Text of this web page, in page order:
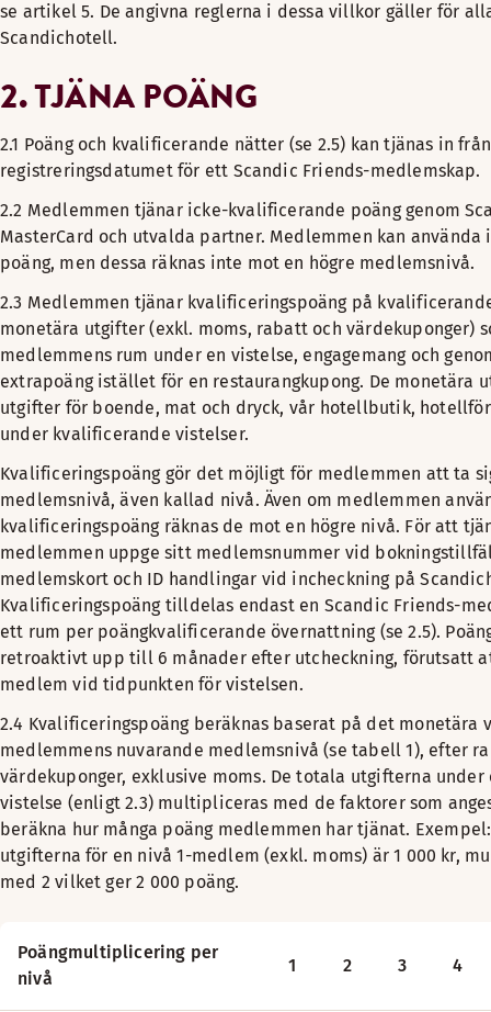
se artikel 5. De angivna reglerna i dessa villkor gäller för
Scandichotell.
2. TJÄNA POÄNG
2.1 Poäng och kvalificerande nätter (se 2.5) kan tjänas in från
registreringsdatumet för ett Scandic Friends-medlemskap.
2.2 Medlemmen tjänar icke-kvalificerande poäng genom
MasterCard och utvalda partner. Medlemmen kan
poäng, men dessa räknas inte mot en högre medlemsnivå.
2.3 Medlemmen tjänar kvalificeringspoäng på
monetära utgifter (exkl. moms, rabatt och värdekuponger)
medlemmens rum under en vistelse, engagemang och
extrapoäng istället för en restaurangkupong. De monetära
utgifter för boende, mat och dryck, vår hotellbutik,
under kvalificerande vistelser.
Kvalificeringspoäng gör det möjligt för medlemmen att ta
medlemsnivå, även kallad nivå. Även om medlemmen
kvalificeringspoäng räknas de mot en högre nivå. För att
medlemmen uppge sitt medlemsnummer vid
medlemskort och ID handlingar vid incheckning på
Kvalificeringspoäng tilldelas endast en Scandic Friends-
ett rum per poängkvalificerande övernattning (se 2.5).
retroaktivt upp till 6 månader efter utcheckning, förutsatt
medlem vid tidpunkten för vistelsen.
2.4 Kvalificeringspoäng beräknas baserat på det monetära
medlemmens nuvarande medlemsnivå (se tabell 1), efter
värdekuponger, exklusive moms. De totala utgifterna
vistelse (enligt 2.3) multipliceras med de faktorer som
beräkna hur många poäng medlemmen har tjänat.
utgifterna för en nivå 1-medlem (exkl. moms) är 1 000 kr,
med 2 vilket ger 2 000 poäng.
Poängmultiplicering per
nivå
1 2 3 4